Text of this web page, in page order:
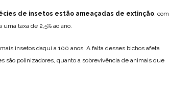
de insetos estão ameaçadas de extinção , com
taxa de 2,5% ao ano.
insetos daqui a 100 anos. A falta desses bichos afeta
são polinizadores, quanto a sobrevivência de animais que